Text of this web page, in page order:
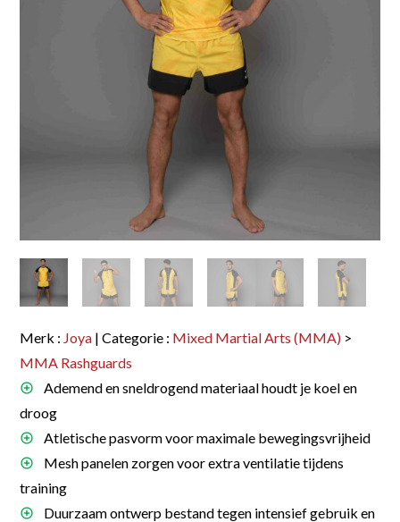
Merk : Joya | Categorie : Mixed Martial Arts (MMA) >
MMA Rashguards
Ademend en sneldrogend materiaal houdt je koel en
droog
Atletische pasvorm voor maximale bewegingsvrijheid
Mesh panelen zorgen voor extra ventilatie tijdens
training
Duurzaam ontwerp bestand tegen intensief gebruik en